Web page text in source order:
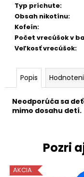
Typ príchute:
Obsah nikotínu:
Kofeín:
Počet vrecúšok v
Veľkosť vrecúšok:
Popis
Neodporúča sa
mimo dosahu detí.
Pozri
AKCIA